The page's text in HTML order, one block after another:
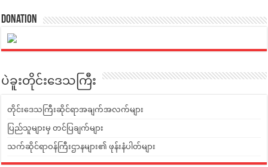
Donation
ပဲခူးတိုင်းဒေသကြီး
တိုင်းဒေသကြီးဆိုင်ရာအချက်အလက်များ
ပြည်သူများမှ တင်ပြချက်များ
သက်ဆိုင်ရာဝန်ကြီးဌာနများ၏ ဖုန်းနံပါတ်များ